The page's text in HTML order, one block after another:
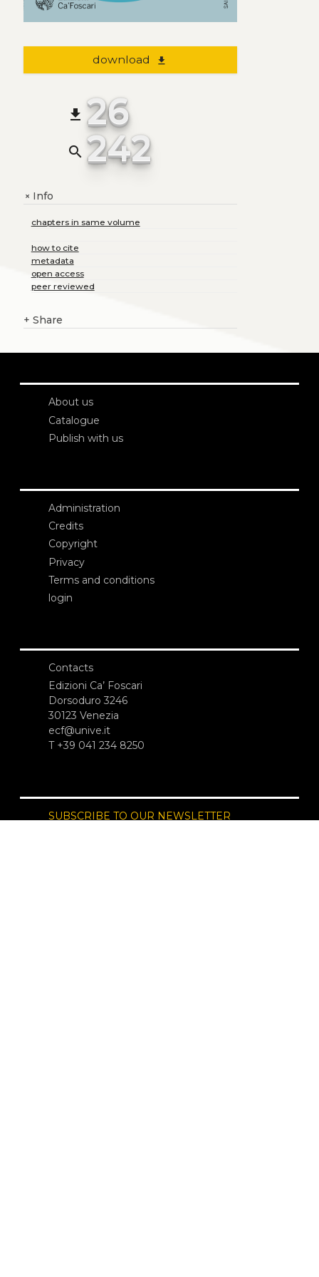
download file_download
file_download 26
search 242
+Info
chapters in same volume
how to cite
metadata
open access
peer reviewed
+ Share
About us
Catalogue
Publish with us
Administration
Credits
Copyright
Privacy
Terms and conditions
login
Contacts
Edizioni Ca’ Foscari
Dorsoduro 3246
30123 Venezia
ecf@unive.it
T +39 041 234 8250
SUBSCRIBE TO OUR NEWSLETTER